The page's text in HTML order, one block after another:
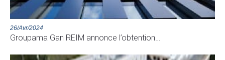
26/Avr/2024
Groupama Gan REIM annonce l’obtention…